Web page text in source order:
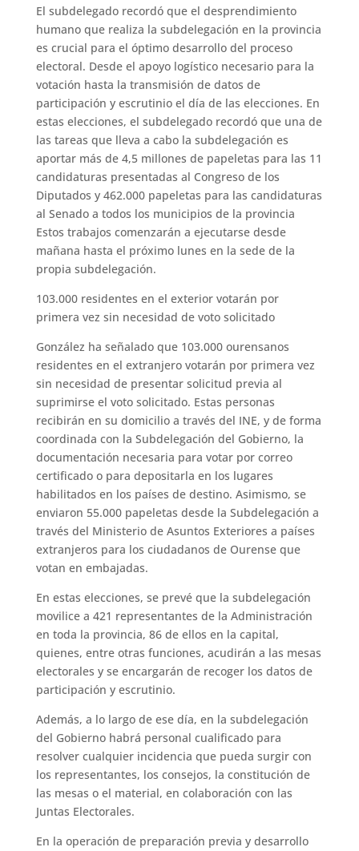
El subdelegado recordó que el desprendimiento
humano que realiza la subdelegación en la provincia
es crucial para el óptimo desarrollo del proceso
electoral. Desde el apoyo logístico necesario para la
votación hasta la transmisión de datos de
participación y escrutinio el día de las elecciones. En
estas elecciones, el subdelegado recordó que una de
las tareas que lleva a cabo la subdelegación es
aportar más de 4,5 millones de papeletas para las 11
candidaturas presentadas al Congreso de los
Diputados y 462.000 papeletas para las candidaturas
al Senado a todos los municipios de la provincia
Estos trabajos comenzarán a ejecutarse desde
mañana hasta el próximo lunes en la sede de la
propia subdelegación.
103.000 residentes en el exterior votarán por
primera vez sin necesidad de voto solicitado
González ha señalado que 103.000 ourensanos
residentes en el extranjero votarán por primera vez
sin necesidad de presentar solicitud previa al
suprimirse el voto solicitado. Estas personas
recibirán en su domicilio a través del INE, y de forma
coordinada con la Subdelegación del Gobierno, la
documentación necesaria para votar por correo
certificado o para depositarla en los lugares
habilitados en los países de destino. Asimismo, se
enviaron 55.000 papeletas desde la Subdelegación a
través del Ministerio de Asuntos Exteriores a países
extranjeros para los ciudadanos de Ourense que
votan en embajadas.
En estas elecciones, se prevé que la subdelegación
movilice a 421 representantes de la Administración
en toda la provincia, 86 de ellos en la capital,
quienes, entre otras funciones, acudirán a las mesas
electorales y se encargarán de recoger los datos de
participación y escrutinio.
Además, a lo largo de ese día, en la subdelegación
del Gobierno habrá personal cualificado para
resolver cualquier incidencia que pueda surgir con
los representantes, los consejos, la constitución de
las mesas o el material, en colaboración con las
Juntas Electorales.
En la operación de preparación previa y desarrollo